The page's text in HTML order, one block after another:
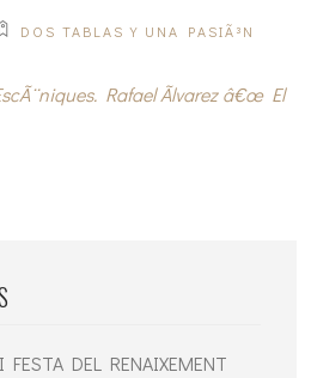
DOS TABLAS Y UNA PASIÃ³N
Rafael Ãlvarez â€œ El
FESTA DEL RENAIXEMENT